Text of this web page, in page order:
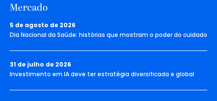
Mercado
5 de agosto de 2026
Dia Nacional da Saúde: histórias que mostram o poder do cuidado
31 de julho de 2026
Investimento em IA deve ter estratégia diversificada e global